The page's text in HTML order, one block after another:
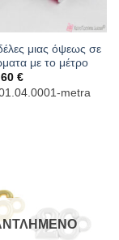
μιας όψεως σε
με το μέτρο
€Price
range:
0,20 € metra